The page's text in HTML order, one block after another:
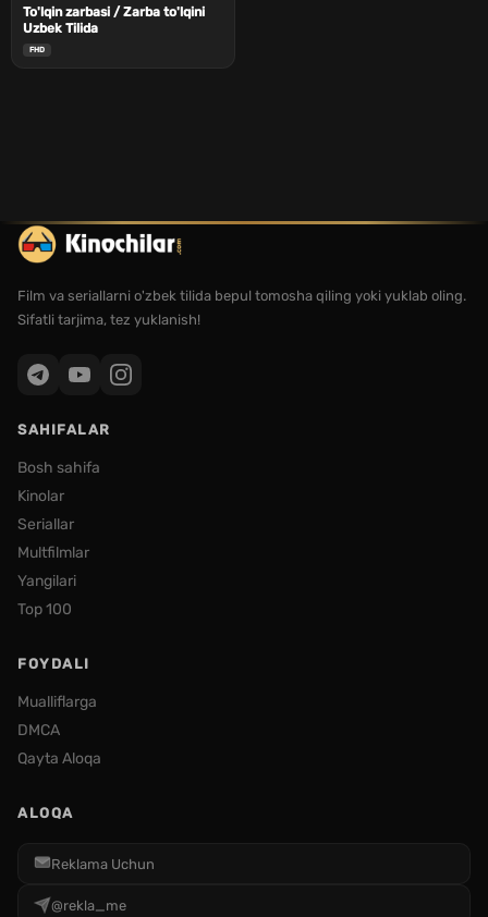
To'lqin zarbasi / Zarba to'lqini
Uzbek Tilida
FHD
Film va seriallarni o'zbek tilida bepul tomosha qiling yoki yuklab oling.
Sifatli tarjima, tez yuklanish!
SAHIFALAR
Bosh sahifa
Kinolar
Seriallar
Multfilmlar
Yangilari
Top 100
FOYDALI
Mualliflarga
DMCA
Qayta Aloqa
ALOQA
Reklama Uchun
@rekla_me